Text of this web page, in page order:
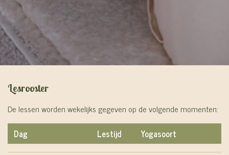
Lesrooster
De lessen worden wekelijks gegeven op de volgende momenten:
Dag
Lestijd Yogasoort